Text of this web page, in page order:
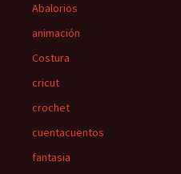
Abalorios
animación
Costura
cricut
crochet
cuentacuentos
fantasia